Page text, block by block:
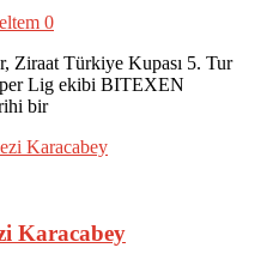
0
Ziraat Türkiye Kupası 5. Tur
Lig ekibi BITEXEN
bir
Karacabey